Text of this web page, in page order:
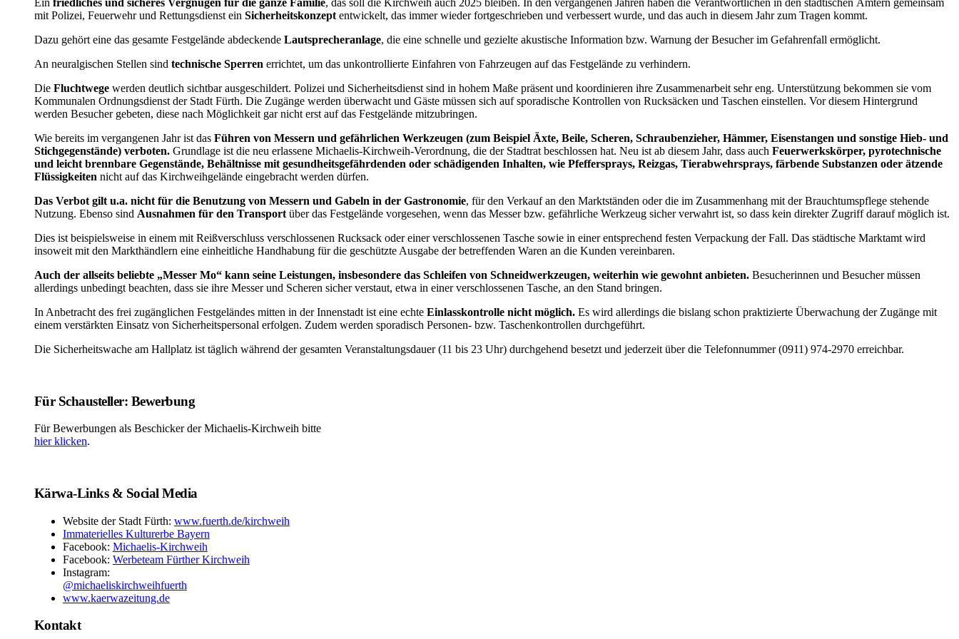
mit Polizei, Feuerwehr und Rettungsdienst ein Sicherheitskonzeptentwickelt, das immer wieder fortgeschrieben und verbessert wurde, und das auch in diesem Jahr zum Tragen kommt.
Dazu gehört eine das gesamte Festgelände abdeckende Lautsprecheranlage, die eine schnelle und gezielte akustische Information bzw. Warnung der Besucher im Gefahrenfall ermöglicht.
An neuralgischen Stellen sind technische Sperren errichtet, um das unkontrollierte Einfahren von Fahrzeugen auf das Festgelände zu verhindern.
Die Fluchtwegewerden deutlich sichtbar ausgeschildert. Polizei und Sicherheitsdienst sind in hohem Maße präsent und koordinieren ihre Zusammenarbeit sehr eng. Unterstützung bekommen sie vom
Kommunalen Ordnungsdienst der Stadt Fürth. Die Zugänge werden überwacht und Gäste müssen sich auf sporadische Kontrollen von Rucksäcken und Taschen einstellen. Vor diesem Hintergrund
werden Besucher gebeten, diese nach Möglichkeit gar nicht erst auf das Festgelände mitzubringen.
Wie bereits im vergangenen Jahr ist das Führen von Messern und gefährlichen Werkzeugen (zum Beispiel Äxte, Beile, Scheren, Schraubenzieher, Hämmer, Eisenstangen und sonstige Hieb- und
Stichgegenstände) verboten.Grundlage ist die neu erlassene Michaelis-Kirchweih-Verordnung, die der Stadtrat beschlossen hat. Neu ist ab diesem Jahr, dass auch Feuerwerkskörper, pyrotechnische
und leicht brennbare Gegenstände, Behältnisse mit gesundheitsgefährdenden oder schädigenden Inhalten, wie Pfeffersprays, Reizgas, Tierabwehrsprays, färbende Substanzen oder ätzende
Flüssigkeiten nicht auf das Kirchweihgelände eingebracht werden dürfen.
Das Verbot gilt u.a. nicht für die Benutzung von Messern und Gabeln in der Gastronomie, für den Verkauf an den Marktständen oder die im Zusammenhang mit der Brauchtumspflege stehende
Nutzung. Ebenso sind Ausnahmen für den Transportüber das Festgelände vorgesehen, wenn das Messer bzw. gefährliche Werkzeug sicher verwahrt ist, so dass kein direkter Zugriff darauf möglich ist.
Dies ist beispielsweise in einem mit Reißverschluss verschlossenen Rucksack oder einer verschlossenen Tasche sowie in einer entsprechend festen Verpackung der Fall. Das städtische Marktamt wird
insoweit mit den Markthändlern eine einheitliche Handhabung für die geschützte Ausgabe der betreffenden Waren an die Kunden vereinbaren.
Auch der allseits beliebte „Messer Mo“ kann seine Leistungen, insbesondere das Schleifen von Schneidwerkzeugen, weiterhin wie gewohnt anbieten.Besucherinnen und Besucher müssen
allerdings unbedingt beachten, dass sie ihre Messer und Scheren sicher verstaut, etwa in einer verschlossenen Tasche, an den Stand bringen.
In Anbetracht des frei zugänglichen Festgeländes mitten in der Innenstadt ist eine echte Einlasskontrolle nicht möglich.Es wird allerdings die bislang schon praktizierte Überwachung der Zugänge mit
einem verstärkten Einsatz von Sicherheitspersonal erfolgen. Zudem werden sporadisch Personen- bzw. Taschenkontrollen durchgeführt.
Die Sicherheitswache am Hallplatz ist täglich während der gesamten Veranstaltungsdauer (11 bis 23 Uhr) durchgehend besetzt und jederzeit über die Telefonnummer (0911) 974-2970 erreichbar.
Für Schausteller: Bewerbung
Für Bewerbungen als Beschicker der Michaelis-Kirchweih bitte
hier klicken.
Kärwa-Links & Social Media
Website der Stadt Fürth: www.fuerth.de/kirchweih
Immaterielles Kulturerbe Bayern
Facebook: Michaelis-Kirchweih
Facebook: Werbeteam Fürther Kirchweih
Instagram:
@michaeliskirchweihfuerth
www.kaerwazeitung.de
Kontakt